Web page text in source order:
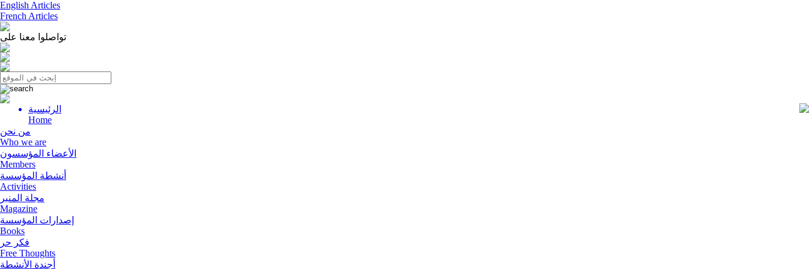
English Articles
French Articles
تواصلوا معنا على
Menu
الرئيسية
Home
من نحن
Who we are
الأعضاء المؤسسون
Members
أنشطة المؤسسة
Activities
مجلة المنبر
Magazine
إصدارات المؤسسة
Books
فكر حر
Free Thoughts
أجندة الأنشطة